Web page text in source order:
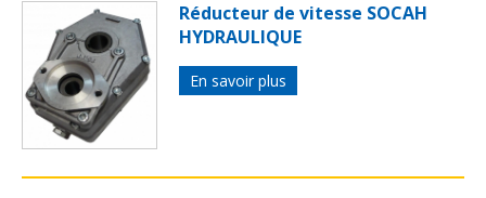
Réducteur de vitesse SOCAH
HYDRAULIQUE
En savoir plus